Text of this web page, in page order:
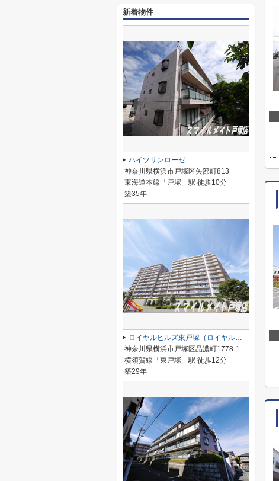
新着物件
ハイツサンローゼ
神奈川県横浜市戸塚区矢部町813
東海道本線「戸塚」駅 徒歩10分
築35年
ロイヤルヒルズ東戸塚（ロイヤルヒルズヒガシトツカ）
神奈川県横浜市戸塚区品濃町1778-1
横須賀線「東戸塚」駅 徒歩12分
築29年